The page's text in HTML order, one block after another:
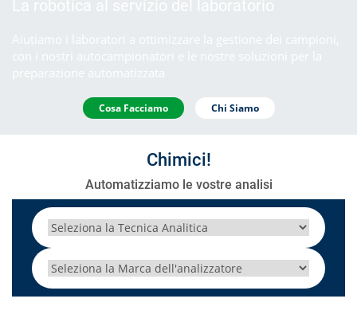
Cosa Facciamo Chi Siamo
Chimici!
Automatizziamo le vostre analisi